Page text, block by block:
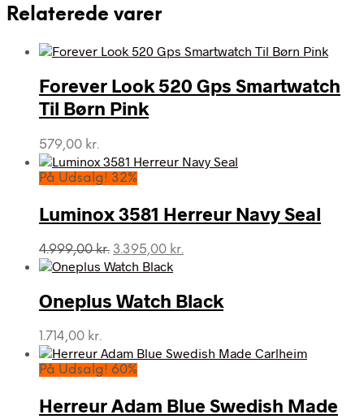
Relaterede varer
Forever Look 520 Gps Smartwatch
Til Børn Pink
579,00 kr.
På Udsalg! 32%
Luminox 3581 Herreur Navy Seal
4.999,00kr. Den
oprindelige
var:
4.999,00 kr..
3.395,00 kr.
er:
3.395,00 kr..
Oneplus Watch Black
1.714,00 kr.
På Udsalg! 60%
Herreur Adam Blue Swedish Made